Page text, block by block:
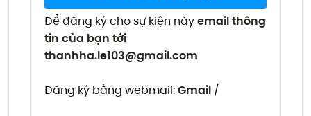
Để đăng ký cho sự kiện nàyemail thông
tin của bạn tới
thanhha.le103@gmail.com
Đăng ký bằng webmail:Gmail /